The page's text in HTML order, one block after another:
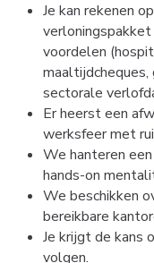
Je kan rekenen
voordelen
maaltijdcheques,
sectorale
Er heerst een
werksfeer met
We hanteren
hands-on
We beschikken
bereikbare
Je krijgt de kans
volgen.